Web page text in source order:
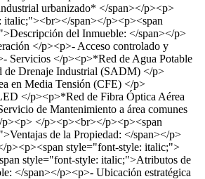
urbanizado* </span></p><p>
italic;"><br></span></p><p><span
del Inmueble: </span></p>
</p><p>- Acceso controlado y
Servicios </p><p>*Red de Agua Potable
Drenaje Industrial (SADM) </p>
en Media Tensión (CFE) </p>
</p><p>*Red de Fibra Óptica Aérea
de Mantenimiento a área comunes
</p><p><br></p><p><span
de la Propiedad: </span></p>
p><p><span style="font-style: italic;">
style="font-style: italic;">Atributos de
</span></p><p>- Ubicación estratégica